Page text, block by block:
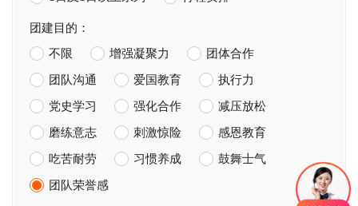
团建目的：
不限
增强凝聚力
团体合作
团队沟通
爱国教育
执行力
党史学习
强化合作
减压放松
磨练意志
刺激惊险
感恩教育
吃苦耐劳
习惯养成
鼓舞士气
团队荣誉感